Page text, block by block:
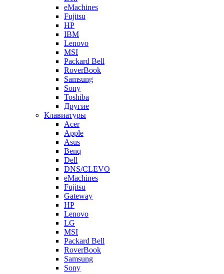
eMachines
Fujitsu
HP
IBM
Lenovo
MSI
Packard Bell
RoverBook
Samsung
Sony
Toshiba
Другие
Клавиатуры
Acer
Apple
Asus
Benq
Dell
DNS/CLEVO
eMachines
Fujitsu
Gateway
HP
Lenovo
LG
MSI
Packard Bell
RoverBook
Samsung
Sony